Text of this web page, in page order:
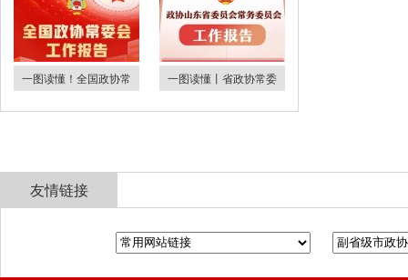
一图读懂！全国政协常 一图读懂丨省政协常委
友情链接